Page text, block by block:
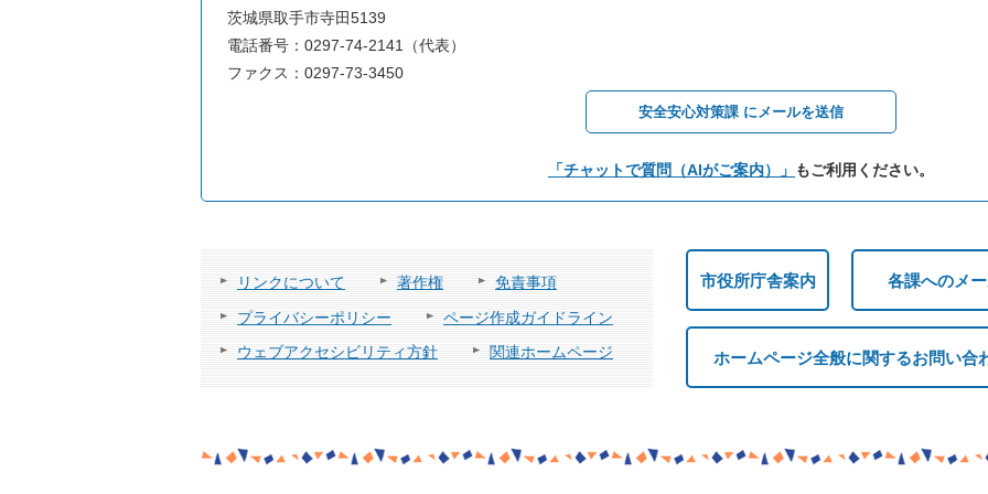
茨城県取手市寺田5139
電話番号：0297-74-2141（代表）
ファクス：0297-73-3450
安全安心対策課 にメールを送信
「チャットで質問（AIがご案内）」 もご利用ください。
リンクについて 著作権
免責事項
プライバシーポリシー
ページ作成ガイドライン
ウェブアクセシビリティ方針
関連ホームページ
市役所庁舎案内 各課へのメ
ホームページ全般に関するお問い合